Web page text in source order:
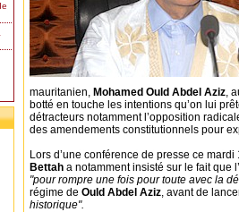
mauritanien, Mohamed Ould Abdel Aziz,
botté en touche les intentions qu’on lui
détracteurs notamment l’opposition
des amendements constitutionnels pour
Lors d’une conférence de presse ce mardi
Bettah a notamment insisté sur le fait que
"pour rompre une fois pour toute avec la
régime de Ould Abdel Aziz, avant de
historique".